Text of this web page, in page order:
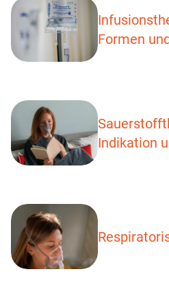
Formen
Indikation